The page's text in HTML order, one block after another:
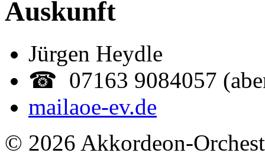
Auskunft
Jürgen Heydle
☎ 07163 9084057
mailaoe-ev.de
© 2026 Akkordeon-